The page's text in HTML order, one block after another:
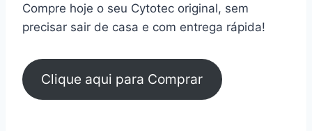
Compre hoje o seu Cytotec original, sem
precisar sair de casa e com entrega rápida!
Clique aqui para Comprar